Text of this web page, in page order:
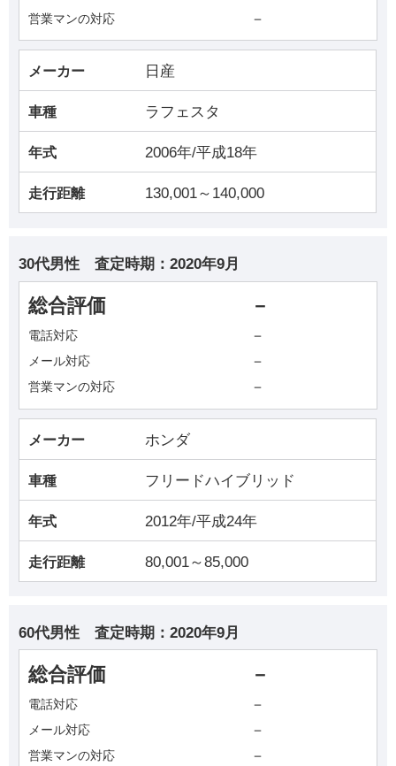
営業マンの対応 －
メーカー 日産
車種 ラフェスタ
年式 2006年/平成18年
走行距離 130,001～140,000
30代男性 査定時期： 2020年9月
総合評価 －
電話対応 －
メール対応 －
営業マンの対応 －
メーカー ホンダ
車種 フリードハイブリッド
年式 2012年/平成24年
走行距離 80,001～85,000
60代男性 査定時期： 2020年9月
総合評価 －
電話対応 －
メール対応 －
営業マンの対応 －